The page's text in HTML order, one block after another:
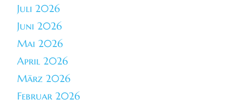
Juli 2026
Juni 2026
Mai 2026
April 2026
März 2026
Februar 2026